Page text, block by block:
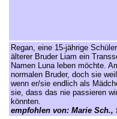
Regan, eine 15-jährige
älterer Bruder Liam ein
Namen Luna leben möchte.
normalen Bruder, doch sie
wenn er/sie endlich als
sie, dass das nie passieren
könnten.
empfohlen von: Marie Sch.,